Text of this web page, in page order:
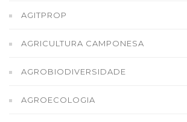
AGITPROP
AGRICULTURA CAMPONESA
AGROBIODIVERSIDADE
AGROECOLOGIA